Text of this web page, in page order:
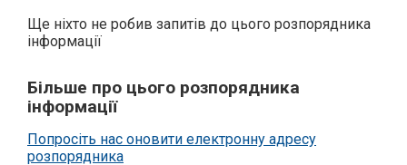
Ще ніхто не робив запитів до цього розпорядника
інформації
Більше про цього розпорядника
інформації
Попросіть нас оновити електронну адресу
розпорядника